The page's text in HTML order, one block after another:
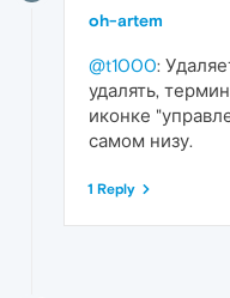
oh-artem
@t1000:
удалять,
иконке
самом низу.
1 Reply